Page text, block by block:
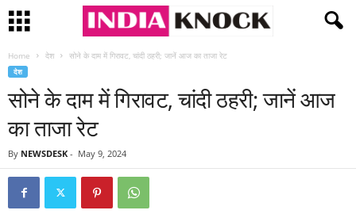
Home देश सोने के दाम में गिरावट, चांदी ठहरी; जानें आज का ताजा रेट
देश
सोने के दाम में गिरावट, चांदी ठहरी; जानें आज
का ताजा रेट
By NEWSDESK - May 9, 2024